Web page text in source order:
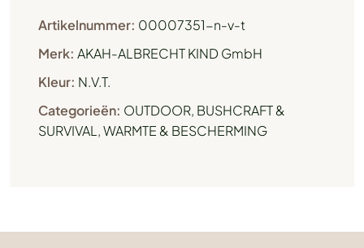
Artikelnummer: 00007351-n-v-t
Merk: AKAH-ALBRECHT KIND GmbH
Kleur: N.V.T.
Categorieën: OUTDOOR, BUSHCRAFT &
SURVIVAL ,WARMTE & BESCHERMING